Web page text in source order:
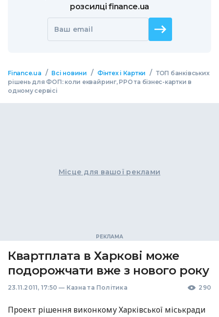
розсилці finance.ua
Ваш email
Finance.ua / Всі новини / Фінтех і Картки / ТОП банківських
рішень для ФОП: коли еквайринг, РРО та бізнес-картки в
одному сервісі
Місце для вашої реклами
Квартплата в Харкові може
подорожчати вже з нового року
23.11.2011, 17:50 — Казна та Політика 290
Проект рішення виконкому Харківської міськради